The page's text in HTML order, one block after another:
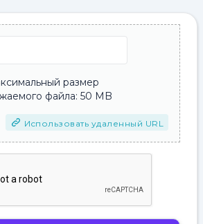
размер
файла: 50 MB
Использовать удаленный URL